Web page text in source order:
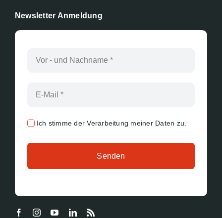
Newsletter Anmeldung
Ich stimme der Verarbeitung meiner Daten zu.
Senden